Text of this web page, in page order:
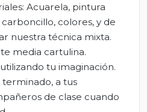
Acuarela, pintura
colores, y de
nuestra técnica mixta.
media cartulina.
tu imaginación.
a tus
de clase cuando